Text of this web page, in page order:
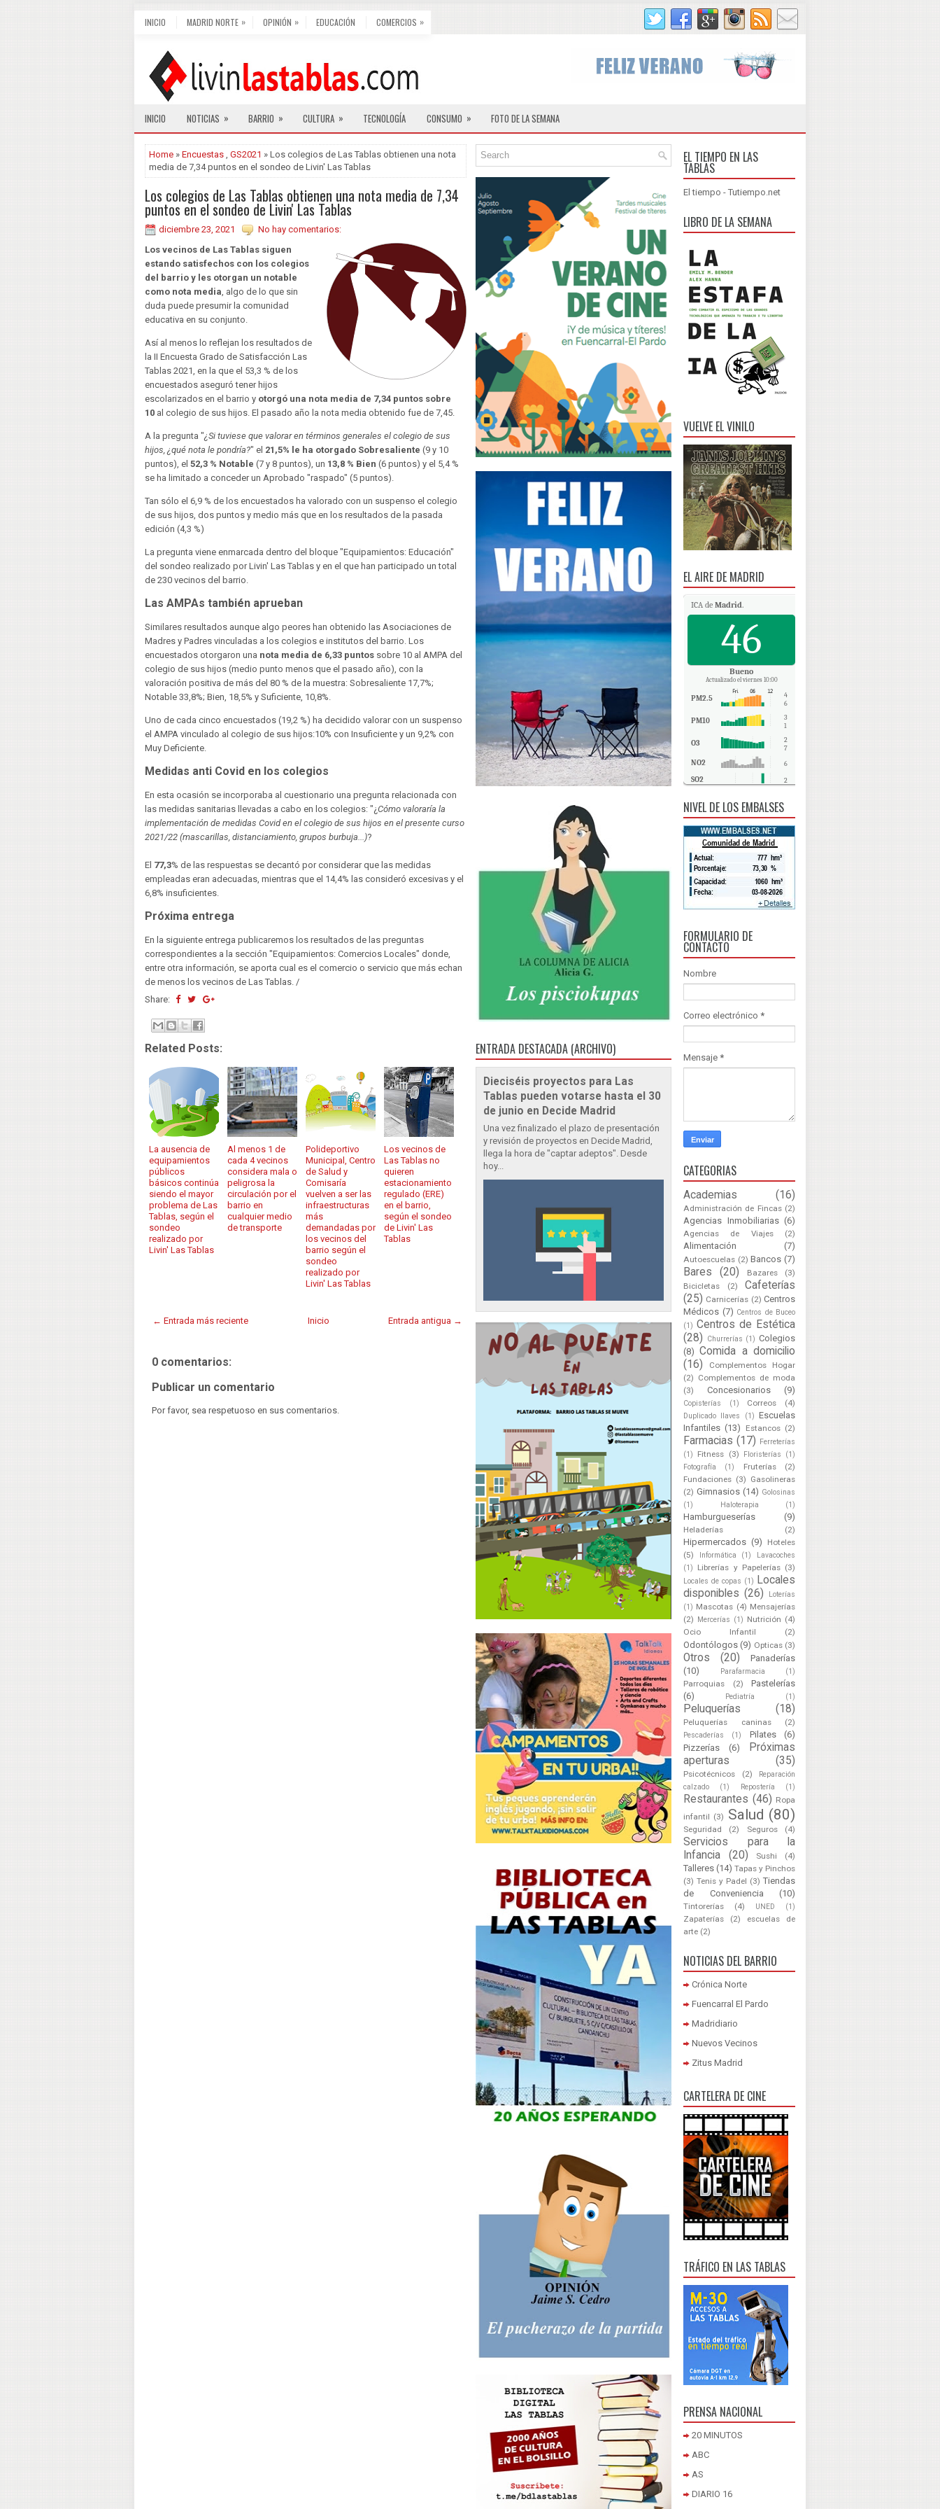
INICIO MADRID NORTE » OPINIÓN » EDUCACIÓN COMERCIOS »
INICIO NOTICIAS » BARRIO » CULTURA » TECNOLOGÍA CONSUMO » FOTO DE LA SEMANA
Home » Encuestas , GS2021 » Los colegios de Las Tablas obtienen una nota
media de 7,34 puntos en el sondeo de Livin' Las Tablas
Los colegios de Las Tablas obtienen una nota media de 7,34
puntos en el sondeo de Livin' Las Tablas
diciembre 23, 2021
No hay comentarios:
Los vecinos de Las Tablas siguen
estando satisfechos con los colegios
del barrio y les otorgan un notable
como nota media, algo de lo que sin
duda puede presumir la comunidad
educativa en su conjunto.
Así al menos lo reflejan los resultados de
la II Encuesta Grado de Satisfacción Las
Tablas 2021, en la que el 53,3 % de los
encuestados aseguró tener hijos
escolarizados en el barrio y otorgó una nota media de 7,34 puntos sobre
10 al colegio de sus hijos. El pasado año la nota media obtenido fue de 7,45.
A la pregunta "¿Si tuviese que valorar en términos generales el colegio de sus
hijos, ¿qué nota le pondría?" el 21,5% le ha otorgado Sobresaliente (9 y 10
puntos), el 52,3 % Notable (7 y 8 puntos), un 13,8 % Bien (6 puntos) y el 5,4 %
se ha limitado a conceder un Aprobado "raspado" (5 puntos).
Tan sólo el 6,9 % de los encuestados ha valorado con un suspenso el colegio
de sus hijos, dos puntos y medio más que en los resultados de la pasada
edición (4,3 %)
La pregunta viene enmarcada dentro del bloque "Equipamientos: Educación"
del sondeo realizado por Livin' Las Tablas y en el que han participado un total
de 230 vecinos del barrio.
Las AMPAs también aprueban
Similares resultados aunque algo peores han obtenido las Asociaciones de
Madres y Padres vinculadas a los colegios e institutos del barrio. Los
encuestados otorgaron una nota media de 6,33 puntos sobre 10 al AMPA del
colegio de sus hijos (medio punto menos que el pasado año), con la
valoración positiva de más del 80 % de la muestra: Sobresaliente 17,7%;
Notable 33,8%; Bien, 18,5% y Suficiente, 10,8%.
Uno de cada cinco encuestados (19,2 %) ha decidido valorar con un suspenso
el AMPA vinculado al colegio de sus hijos:10% con Insuficiente y un 9,2% con
Muy Deficiente.
Medidas anti Covid en los colegios
En esta ocasión se incorporaba al cuestionario una pregunta relacionada con
las medidas sanitarias llevadas a cabo en los colegios: "¿Cómo valoraría la
implementación de medidas Covid en el colegio de sus hijos en el presente curso
2021/22 (mascarillas, distanciamiento, grupos burbuja...)?
El 77,3% de las respuestas se decantó por considerar que las medidas
empleadas eran adecuadas, mientras que el 14,4% las consideró excesivas y el
6,8% insuficientes.
Próxima entrega
En la siguiente entrega publicaremos los resultados de las preguntas
correspondientes a la sección "Equipamientos: Comercios Locales" donde,
entre otra información, se aporta cual es el comercio o servicio que más echan
de menos los vecinos de Las Tablas. /
Share:
Related Posts:
La ausencia de
equipamientos
públicos
básicos continúa
siendo el mayor
problema de Las
Tablas, según el
sondeo
realizado por
Livin' Las Tablas
Al menos 1 de
cada 4 vecinos
considera mala o
peligrosa la
circulación por el
barrio en
cualquier medio
de transporte
Polideportivo
Municipal, Centro
de Salud y
Comisaría
vuelven a ser las
infraestructuras
más
demandadas por
los vecinos del
barrio según el
sondeo
realizado por
Livin' Las Tablas
Los vecinos de
Las Tablas no
quieren
estacionamiento
regulado (ERE)
en el barrio,
según el sondeo
de Livin' Las
Tablas
← Entrada más reciente Entrada antigua →
Inicio
0 comentarios:
Publicar un comentario
Por favor, sea respetuoso en sus comentarios.
ENTRADA DESTACADA (ARCHIVO)
Dieciséis proyectos para Las
Tablas pueden votarse hasta el 30
de junio en Decide Madrid
Una vez finalizado el plazo de presentación
y revisión de proyectos en Decide Madrid,
llega la hora de "captar adeptos". Desde
hoy...
EL TIEMPO EN LAS
TABLAS
El tiempo - Tutiempo.net
LIBRO DE LA SEMANA
VUELVE EL VINILO
EL AIRE DE MADRID
ICA de Madrid.
46
Bueno
Actualizado el viernes 10:00
PM2.5
4
6
PM10
3
1
O3
2
7
NO2 6
SO2 2
NIVEL DE LOS EMBALSES
FORMULARIO DE
CONTACTO
Nombre
Correo electrónico *
Mensaje *
CATEGORIAS
Academias (16)
Administración de Fincas (2)
Agencias Inmobiliarias (6)
Agencias de Viajes (2)
Alimentación (7)
Autoescuelas (2) Bancos (7)
Bares (20) Bazares
(3)
Bicicletas
(2)
Cafeterías
(25) Carnicerías (2) Centros
Médicos (7) Centros de Buceo
(1) Centros de Estética
(28)
Churrerías (1) Colegios
(8) Comida a domicilio
(16)
Complementos Hogar
(2) Complementos de moda
(3)
Concesionarios (9)
Copisterías (1) Correos (4)
Duplicado llaves (1) Escuelas
Infantiles (13) Estancos (2)
Farmacias (17) Ferreterías
(1)
Fitness (3) Floristerías
(1)
Fotografía
(1) Fruterías
(2)
Fundaciones (3) Gasolineras
(2) Gimnasios (14) Golosinas
(1)
Haloterapia (1)
Hamburgueserías (9)
Heladerías (2)
Hipermercados (9)
Hoteles
(5)
Informática (1)
Lavacoches
(1)
Librerías y Papelerías (3)
Locales de copas (1)
Locales
disponibles (26)
Loterías
(1) Mascotas (4) Mensajerías
(2) Mercerías (1) Nutrición (4)
Ocio Infantil
(2)
Odontólogos (9) Opticas (3)
Otros (20)
Panaderías
(10)
Parafarmacia (1)
Parroquias (2)
Pastelerías
(6)
Pediatría (1)
Peluquerías (18)
Peluquerías caninas (2)
Pescaderías (1) Pilates
(6)
Pizzerías
(6)
Próximas
aperturas
(35)
Psicotécnicos (2)
Reparación
calzado
(1) Repostería (1)
Restaurantes (46) Ropa
infantil (3) Salud (80)
Seguridad (2) Seguros (4)
Servicios para la
Infancia
(20) Sushi (4)
Talleres (14) Tapas y Pinchos
(3) Tenis y Padel (3) Tiendas
de Conveniencia
(10)
Tintorerías (4) UNED (1)
Zapaterías (2)
escuelas de
arte (2)
NOTICIAS DEL BARRIO
Crónica Norte
Fuencarral El Pardo
Madridiario
Nuevos Vecinos
Zitus Madrid
CARTELERA DE CINE
TRÁFICO EN LAS TABLAS
PRENSA NACIONAL
20 MINUTOS
ABC
AS
DIARIO 16